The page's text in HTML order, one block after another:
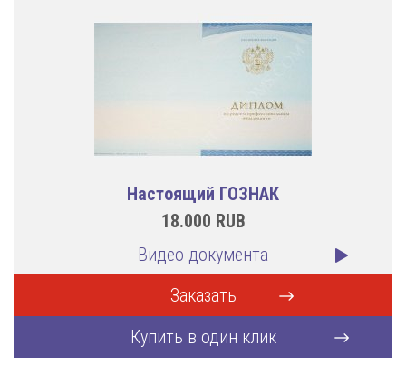
Настоящий ГОЗНАК
18.000 RUB
Видео документа
Заказать
Купить в один клик